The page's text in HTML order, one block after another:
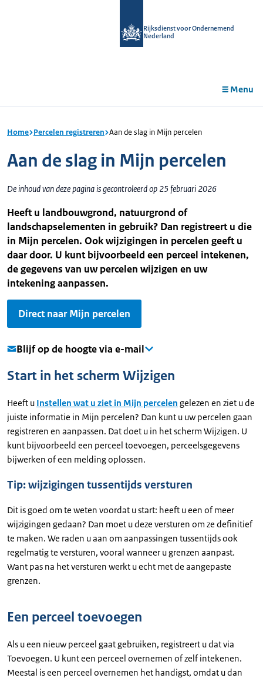
Rijksdienst voor Ondernemend
Nederland
Menu
Home Percelen registreren Aan de slag in Mijn percelen
Aan de slag in Mijn percelen
De inhoud van deze pagina is gecontroleerd op 25 februari 2026
Heeft u landbouwgrond, natuurgrond of
landschapselementen in gebruik? Dan registreert u die
in Mijn percelen. Ook wijzigingen in percelen geeft u
daar door. U kunt bijvoorbeeld een perceel intekenen,
de gegevens van uw percelen wijzigen en uw
intekening aanpassen.
Direct naar Mijn percelen
Blijf op de hoogte via e-mail
Start in het scherm Wijzigen
Heeft u Instellen wat u ziet in Mijn percelen gelezen en ziet u de
juiste informatie in Mijn percelen? Dan kunt u uw percelen gaan
registreren en aanpassen. Dat doet u in het scherm Wijzigen. U
kunt bijvoorbeeld een perceel toevoegen, perceelsgegevens
bijwerken of een melding oplossen.
Tip: wijzigingen tussentijds versturen
Dit is goed om te weten voordat u start: heeft u een of meer
wijzigingen gedaan? Dan moet u deze versturen om ze definitief
te maken. We raden u aan om aanpassingen tussentijds ook
regelmatig te versturen, vooral wanneer u grenzen aanpast.
Want pas na het versturen werkt u echt met de aangepaste
grenzen.
Een perceel toevoegen
Als u een nieuw perceel gaat gebruiken, registreert u dat via
Toevoegen. U kunt een perceel overnemen of zelf intekenen.
Meestal is een perceel overnemen het handigst, omdat u dan